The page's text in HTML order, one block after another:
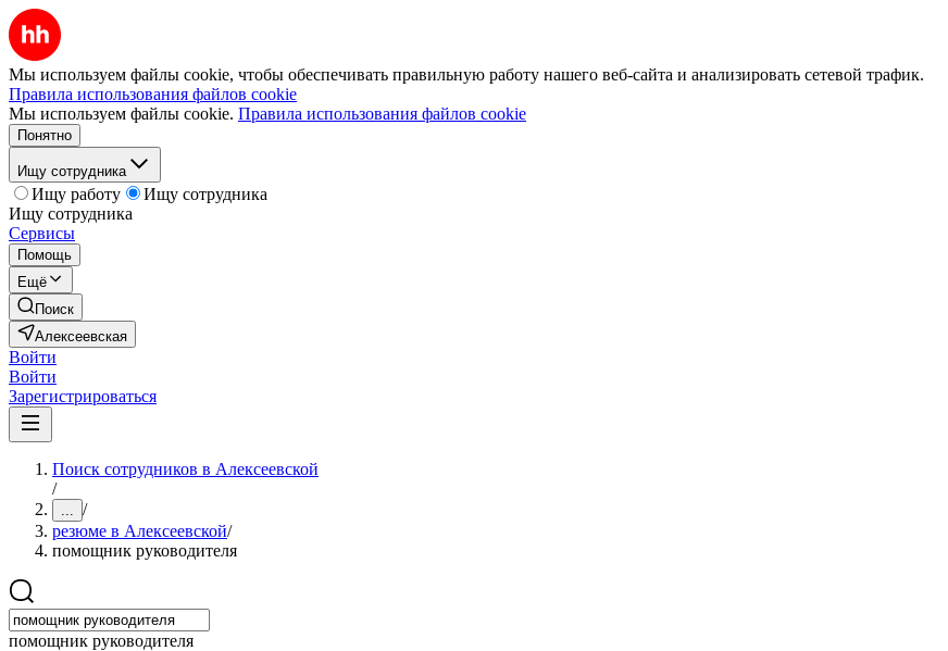
Мы используем файлы cookie, чтобы обеспечивать правильную работу нашего веб-сайта и анализировать сетевой трафик.
Правила использования файлов cookie
Мы используем файлы cookie. Правила использования файлов cookie
Понятно
Ищу сотрудника
Ищу работу
Ищу сотрудника
Ищу сотрудника
Сервисы
Помощь
Ещё
Поиск
Алексеевская
Войти
Войти
Зарегистрироваться
Поиск сотрудников в Алексеевской
/
... /
резюме в Алексеевской/
помощник руководителя
помощник руководителя